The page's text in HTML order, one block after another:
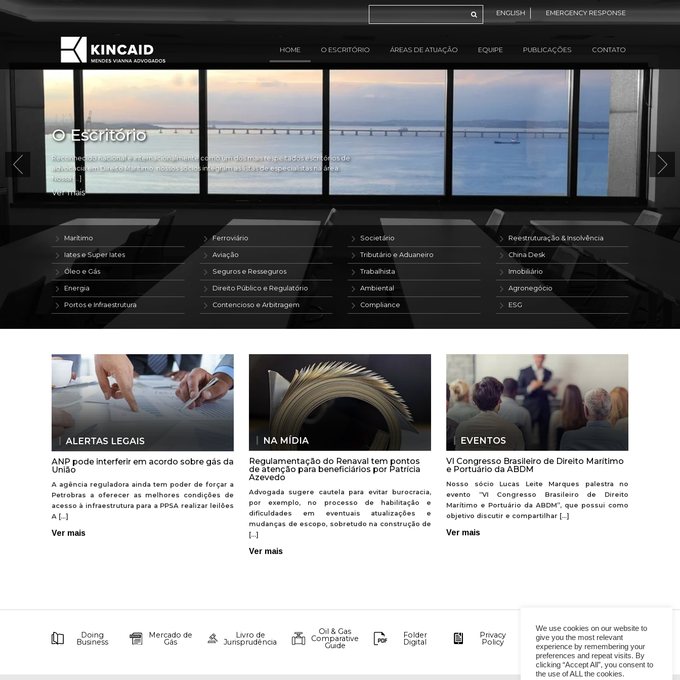
ENGLISH EMERGENCY RESPONSE
HOME O ESCRITÓRIO ÁREAS DE ATUAÇÃO EQUIPE PUBLICAÇÕES CONTATO
O Escritório
Reconhecido nacional e internacionalmente como um dos mais respeitados escritórios de
advocacia em Direito Marítimo, nossos sócios integram as listas de especialistas na área.
Nossa […]
Ver mais
Marítimo
Iates e Super Iates
Óleo e Gás
Energia
Portos e Infraestrutura
Ferroviário
Aviação
Seguros e Resseguros
Direito Público e Regulatório
Contencioso e Arbitragem
Societário
Tributário e Aduaneiro
Trabalhista
Ambiental
Compliance
Reestruturação & Insolvência
China Desk
Imobiliário
Agronegócio
ESG
ALERTAS LEGAIS
ANP pode interferir em acordo sobre gás da
União
A agência reguladora ainda tem poder de forçar a
Petrobras a oferecer as melhores condições de
acesso à infraestrutura para a PPSA realizar leilões
A […]
Ver mais
NA MÍDIA
Regulamentação do Renaval tem pontos
de atenção para beneficiários por Patrícia
Azevedo
Advogada sugere cautela para evitar burocracia,
por exemplo, no processo de habilitação e
dificuldades em eventuais atualizações e
mudanças de escopo, sobretudo na construção de
[…]
Ver mais
EVENTOS
VI Congresso Brasileiro de Direito Marítimo
e Portuário da ABDM
Nosso sócio Lucas Leite Marques palestra no
evento “VI Congresso Brasileiro de Direito
Marítimo e Portuário da ABDM”, que possui como
objetivo discutir e compartilhar […]
Ver mais
Doing
Business
Mercado de
Gás
Livro de
Jurisprudência
Oil & Gas
Comparative
Guide
Folder
Digital
Privacy
Policy
We use cookies on our website to
give you the most relevant
experience by remembering your
preferences and repeat visits. By
clicking “Accept All”, you consent to
the use of ALL the cookies.